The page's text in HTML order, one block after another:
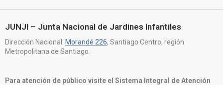
JUNJI – Junta Nacional de Jardines Infantiles
Dirección Nacional: Morandé 226, Santiago Centro, región
Metropolitana de Santiago.
Para atención de público visite el Sistema Integral de Atención